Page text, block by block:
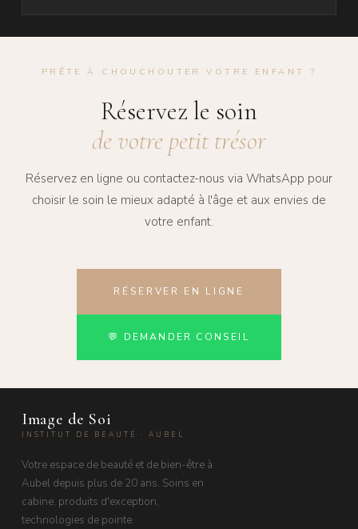
PRÊTE À CHOUCHOUTER VOTRE ENFANT ?
Réservez le soin
de votre petit trésor
Réservez en ligne ou contactez-nous via WhatsApp pour
choisir le soin le mieux adapté à l'âge et aux envies de
votre enfant.
RÉSERVER EN LIGNE
💬 DEMANDER CONSEIL
Image de Soi
INSTITUT DE BEAUTÉ · AUBEL
Votre espace de beauté et de bien-être à
Aubel depuis plus de 20 ans. Soins en
cabine, produits d'exception,
technologies de pointe.